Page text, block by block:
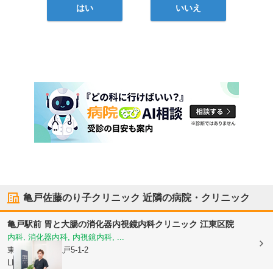
はい いいえ
亀戸佐藤のり子クリニック 近隣の病院・クリニック
亀戸駅前 胃と大腸の消化器内視鏡内科クリニック 江東区院
内科, 消化器内科, 内視鏡内科, ...
東京都江東区
亀戸5-1-2
LIV亀戸2 3階